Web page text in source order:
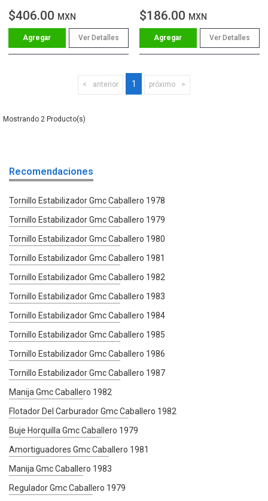
$406.00 MXN
Ver Detalles
$186.00 MXN
Ver Detalles
anterior 1 próximo
2
Recomendaciones
Tornillo Estabilizador Gmc Caballero 1978
Tornillo Estabilizador Gmc Caballero 1979
Tornillo Estabilizador Gmc Caballero 1980
Tornillo Estabilizador Gmc Caballero 1981
Tornillo Estabilizador Gmc Caballero 1982
Tornillo Estabilizador Gmc Caballero 1983
Tornillo Estabilizador Gmc Caballero 1984
Tornillo Estabilizador Gmc Caballero 1985
Tornillo Estabilizador Gmc Caballero 1986
Tornillo Estabilizador Gmc Caballero 1987
Manija Gmc Caballero 1982
Flotador Del Carburador Gmc Caballero 1982
Buje Horquilla Gmc Caballero 1979
Amortiguadores Gmc Caballero 1981
Manija Gmc Caballero 1983
Regulador Gmc Caballero 1979